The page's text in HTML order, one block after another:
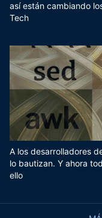
así están cambiando
Tech
A los desarrolladores
lo bautizan. Y ahora
ello